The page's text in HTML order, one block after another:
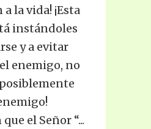
la vida! ¡Esta
instándoles
y a evitar
enemigo, no
el Señor “...